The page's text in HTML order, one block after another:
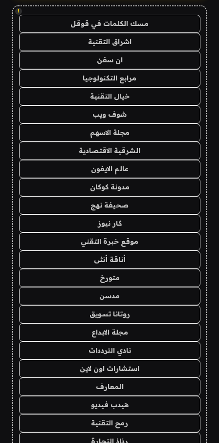
!
مسك الكلمات في قوقل
اشراق التقنية
ان سفن
مرابع التكنولوجيا
خيال التقنية
شوف ويب
مجلة الاسهم
الشرقية الاقتصادية
عالم الايفون
مدونة كوكان
صحيفة نهج
كار نيوز
موقع خبرة التقني
أناقة أنثى
متورخ
مدسن
روتانا تسويق
مجلة الابداع
نادي الترددات
استشارات اون لاين
المعارف
هيدب فيديو
رمح التقنية
رذاذ التجارة